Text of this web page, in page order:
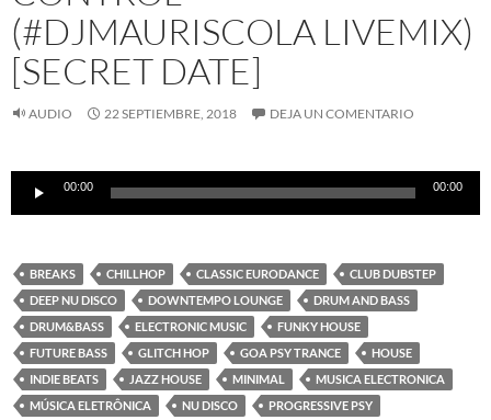
(#DJMAURISCOLA LIVEMIX)
[SECRET DATE]
AUDIO 22 SEPTIEMBRE, 2018 DEJA UN COMENTARIO
Reproductor
audio
00:00 00:00
BREAKS CHILLHOP CLASSIC EURODANCE
CLUB DUBSTEP
DEEP NU DISCO
DOWNTEMPO LOUNGE
DRUM AND BASS
DRUM&BASS
ELECTRONIC MUSIC
FUNKY HOUSE
FUTURE BASS
GLITCH HOP GOA PSY TRANCE
HOUSE
INDIE BEATS
JAZZ HOUSE MINIMAL
MUSICA ELECTRONICA
MÚSICA ELETRÔNICA
NU DISCO
PROGRESSIVE PSY